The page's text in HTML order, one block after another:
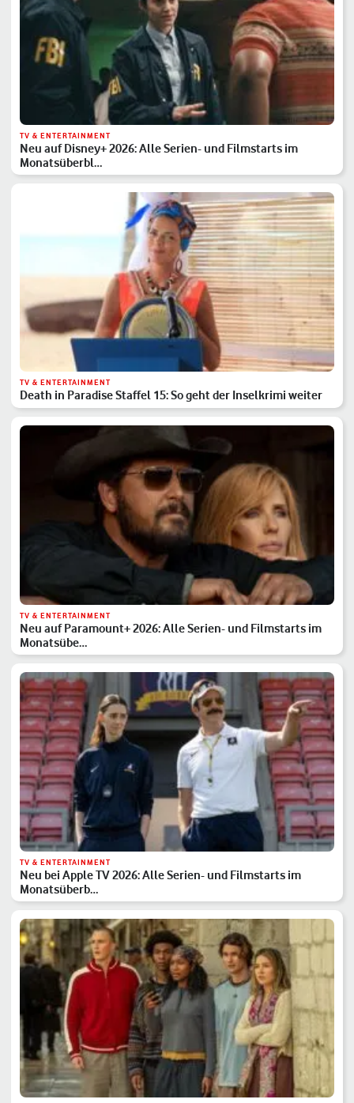
TV & ENTERTAINMENT
Neu auf Disney+ 2026: Alle Serien- und Filmstarts im
Monatsüberbl…
TV & ENTERTAINMENT
Death in Paradise Staffel 15: So geht der Inselkrimi weiter
TV & ENTERTAINMENT
Neu auf Paramount+ 2026: Alle Serien- und Filmstarts im
Monatsübe…
TV & ENTERTAINMENT
Neu bei Apple TV 2026: Alle Serien- und Filmstarts im
Monatsüberb…